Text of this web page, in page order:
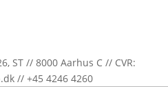
ST // 8000 Aarhus C // CVR:
// +45 4246 4260